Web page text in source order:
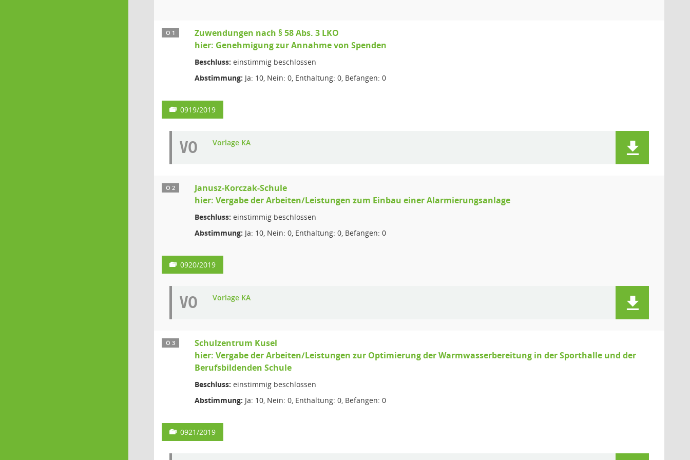
Ö 1
Zuwendungen nach § 58 Abs. 3 LKO
hier: Genehmigung zur Annahme von Spenden
Beschluss: einstimmig beschlossen
Abstimmung: Ja: 10, Nein: 0, Enthaltung: 0, Befangen: 0
0919/2019
VO Vorlage KA
Ö 2
Janusz-Korczak-Schule
hier: Vergabe der Arbeiten/Leistungen zum Einbau einer Alarmierungsanlage
Beschluss: einstimmig beschlossen
Abstimmung: Ja: 10, Nein: 0, Enthaltung: 0, Befangen: 0
0920/2019
VO Vorlage KA
Ö 3
Schulzentrum Kusel
hier: Vergabe der Arbeiten/Leistungen zur Optimierung der Warmwasserbereitung in der Sporthalle und der
Berufsbildenden Schule
Beschluss: einstimmig beschlossen
Abstimmung: Ja: 10, Nein: 0, Enthaltung: 0, Befangen: 0
0921/2019